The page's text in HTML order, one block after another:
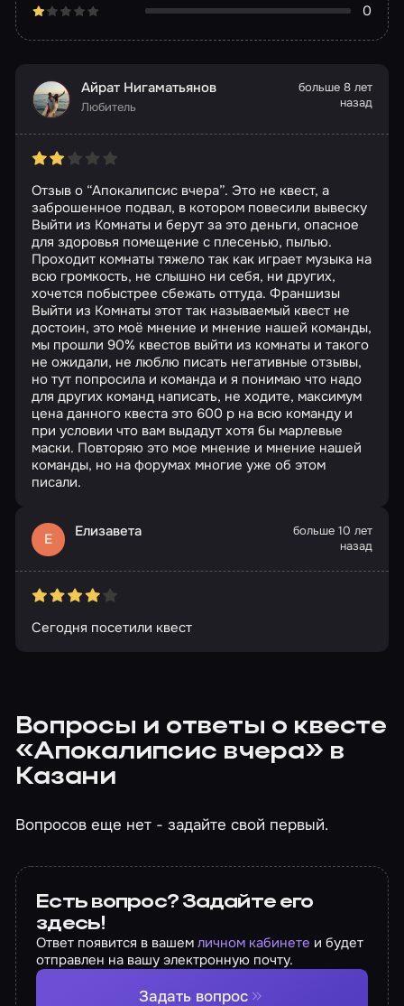
0
Айрат Нигаматьянов
Любитель
больше 8 лет
назад
Отзыв о “Апокалипсис вчера”. Это не квест, а
заброшенное подвал, в котором повесили вывеску
Выйти из Комнаты и берут за это деньги, опасное
для здоровья помещение с плесенью, пылью.
Проходит комнаты тяжело так как играет музыка на
всю громкость, не слышно ни себя, ни других,
хочется побыстрее сбежать оттуда. Франшизы
Выйти из Комнаты этот так называемый квест не
достоин, это моё мнение и мнение нашей команды,
мы прошли 90% квестов выйти из комнаты и такого
не ожидали, не люблю писать негативные отзывы,
но тут попросила и команда и я понимаю что надо
для других команд написать, не ходите, максимум
цена данного квеста это 600 р на всю команду и
при условии что вам выдадут хотя бы марлевые
маски. Повторяю это мое мнение и мнение нашей
команды, но на форумах многие уже об этом
писали.
Е Елизавета
больше 10 лет
назад
Сегодня посетили квест
Вопросы и ответы о квесте
«Апокалипсис вчера» в
Казани
Вопросов еще нет - задайте свой первый.
Есть вопрос? Задайте его
здесь!
Ответ появится в вашемличном кабинете и будет
отправлен на вашу электронную почту.
Задать вопрос